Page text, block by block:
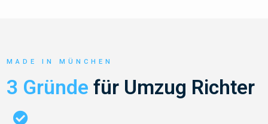
MADE IN MÜNCHEN
3 Gründe für Umzug Richter